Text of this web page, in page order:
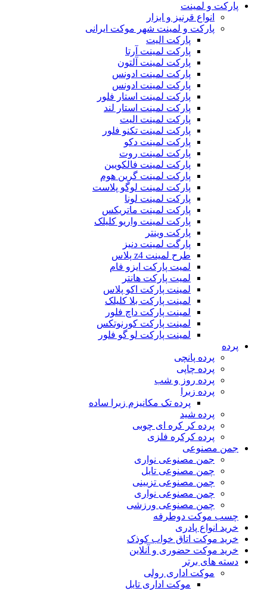
پارکت و لمینت
انواع قرنیز و ابزار
پارکت و لمینت شهر موکت ایرانی
پارکت الیت
پارکت لمینت آرتا
پارکت لمینت آلتون
پارکت لمینت ادونس
پارکت لمینت ادونس
پارکت لمینت استار فلور
پارکت لمینت استار لند
پارکت لمینت الیت
پارکت لمینت تکنو فلور
پارکت لمینت دکو
پارکت لمینت روت
پارکت لمینت فالکویین
پارکت لمینت گرین هوم
پارکت لمینت لوگو پلاست
پارکت لمینت لونا
پارکت لمینت ماتریکس
پارکت لمینت واریو کلیلک
پارکت وینتر
پارگت لمینت دنیز
طرح لمینت z4 پلاس
لمیت پارکت ایزو فام
لمیت پارکت هانتر
لمینت پارکت اکو پلاس
لمینت پارکت بلا کلیلک
لمینت پارکت داچ فلور
لمینت پارکت کورنوتکس
لمینت پارکت لو گو فلور
پرده
پرده پانچی
پرده چاپی
پرده روز و شب
پرده زبرا
پرده تک مکانیزم زبرا ساده
پرده شید
پرده کر کره ای چوبی
پرده کرکره فلزی
جمن مصنوعی
جمن مصنوعی نواری
چمن مصنوعی تایل
چمن مصنوعی تزیینی
چمن مصنوعی نواری
چمن مصنوعی ورزشی
چسب موکت دوطرفه
خرید انواع پادری
خرید موکت اتاق خواب کوذک
خرید موکت حضوری و آنلاین
دسته های برتر
موکت اداری رولی
موکت اداری تایل